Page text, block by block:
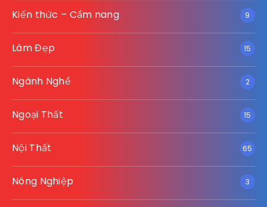
Kiến thức – Cẩm nang 9
Làm Đẹp 15
Ngành Nghề 2
Ngoại Thất 15
Nội Thất 65
Nông Nghiệp 3